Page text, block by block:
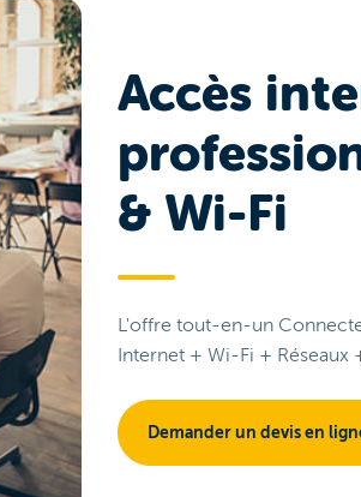
Accès
& Wi-Fi
L'offre tout-en-un
Internet + Wi-Fi + Réseaux
Demander un devis en